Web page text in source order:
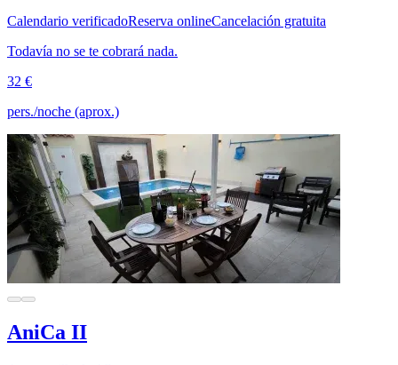
Calendario verificadoReserva onlineCancelación gratuita
Todavía no se te cobrará nada.
32 €
pers./noche (aprox.)
AniCa II